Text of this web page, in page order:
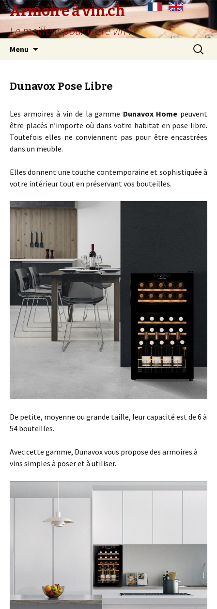
Armoire à vin.ch
Le meilleur pour votre vin !
Menu
Dunavox Pose Libre
Les armoires à vin de la gamme Dunavox Home peuvent
être placés n’importe où dans votre habitat en pose libre.
Toutefois elles ne conviennent pas pour être encastrées
dans un meuble.
Elles donnent une touche contemporaine et sophistiquée à
votre intérieur tout en préservant vos bouteilles.
De petite, moyenne ou grande taille, leur capacité est de 6 à
54 bouteilles.
Avec cette gamme, Dunavox vous propose des armoires à
vins simples à poser et à utiliser.